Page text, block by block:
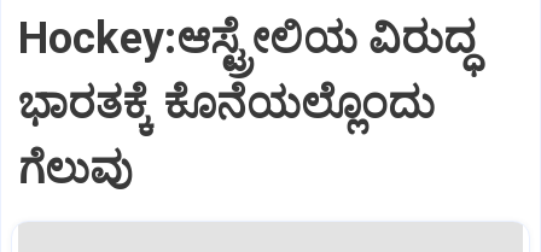
Hockey:ಆಸ್ಟ್ರೇಲಿಯ ವಿರುದ್ಧ
ಭಾರತಕ್ಕೆ ಕೊನೆಯಲ್ಲೊಂದು
ಗೆಲುವು